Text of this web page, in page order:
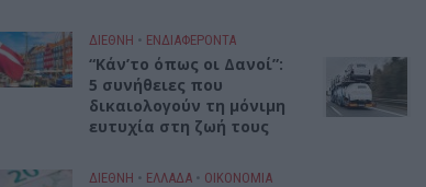
ΔΙΕΘΝΗ • ΕΝΔΙΑΦΕΡΟΝΤΑ
“Κάν’το όπως οι Δανοί”:
5 συνήθειες που
δικαιολογούν τη μόνιμη
ευτυχία στη ζωή τους
ΔΙΕΘΝΗ • ΕΛΛΑΔΑ • ΟΙΚΟΝΟΜΙΑ